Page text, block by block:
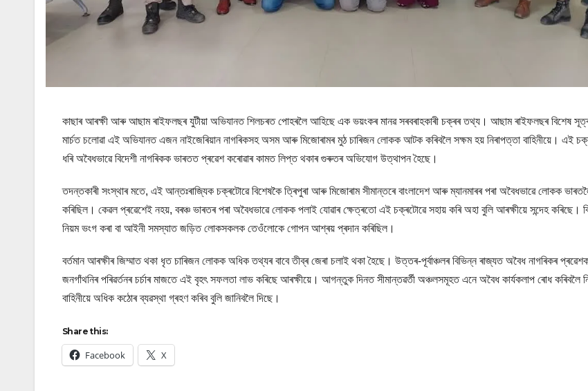
কাছাৰ আৰক্ষী আৰু আছাম ৰাইফলছৰ যুটীয়া অভিযানত শিলচৰত পোহৰলৈ আহিছে এক ভয়ংকৰ মানৱ সৰবৰাহকাৰী চক্ৰৰ তথ্য। আছাম ৰাইফলছৰ বিশেষ
মাৰ্চত চলোৱা এই অভিযানত এজন নাইজেৰিয়ান নাগৰিকসহ অসম আৰু মিজোৰামৰ মুঠ চাৰিজন লোকক আটক কৰিবলৈ সক্ষম হয় নিৰাপত্তা বাহিনীয়ে। এই
ধৰি অবৈধভাৱে বিদেশী নাগৰিকক ভাৰতত প্ৰৱেশ কৰোৱাৰ কামত লিপ্ত থকাৰ গুৰুতৰ অভিযোগ উত্থাপন হৈছে।
তদন্তকাৰী সংস্থাৰ মতে, এই আন্তঃৰাজ্যিক চক্ৰটোৱে বিশেষকৈ ত্ৰিপুৰা আৰু মিজোৰাম সীমান্তৰে বাংলাদেশ আৰু ম্যানমাৰৰ পৰা অবৈধভাৱে লোকক
কৰিছিল। কেৱল প্ৰৱেশেই নহয়, বৰঞ্চ ভাৰতৰ পৰা অবৈধভাৱে লোকক পলাই যোৱাৰ ক্ষেত্ৰতো এই চক্ৰটোৱে সহায় কৰি অহা বুলি আৰক্ষীয়ে সন্দেহ কৰিছে।
নিয়ম ভংগ কৰা বা আইনী সমস্যাত জড়িত লোকসকলক তেওঁলোকে গোপন আশ্ৰয় প্ৰদান কৰিছিল।
বৰ্তমান আৰক্ষীৰ জিম্মাত থকা ধৃত চাৰিজন লোকক অধিক তথ্যৰ বাবে তীব্ৰ জেৰা চলাই থকা হৈছে। উত্তৰ-পূৰ্বাঞ্চলৰ বিভিন্ন ৰাজ্যত অবৈধ নাগৰিকৰ প্ৰৱেশক
জনগাঁথনিৰ পৰিৱৰ্তনৰ চৰ্চাৰ মাজতে এই বৃহৎ সফলতা লাভ কৰিছে আৰক্ষীয়ে। আগন্তুক দিনত সীমান্তৱৰ্তী অঞ্চলসমূহত এনে অবৈধ কাৰ্যকলাপ ৰোধ কৰিবলৈ
বাহিনীয়ে অধিক কঠোৰ ব্যৱস্থা গ্ৰহণ কৰিব বুলি জানিবলৈ দিছে।
Share this:
Facebook X